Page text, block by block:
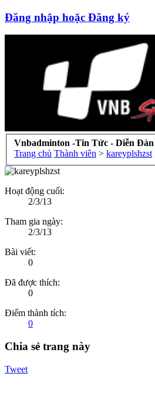
Đăng nhập hoặc Đăng ký
Vnbadminton -Tin Tức - Diễn
Trang chủ Thành viên > kareyplshzst
Hoạt động cuối:
2/3/13
Tham gia ngày:
2/3/13
Bài viết:
0
Đã được thích:
0
Điểm thành tích:
0
Chia sẻ trang này
Tweet